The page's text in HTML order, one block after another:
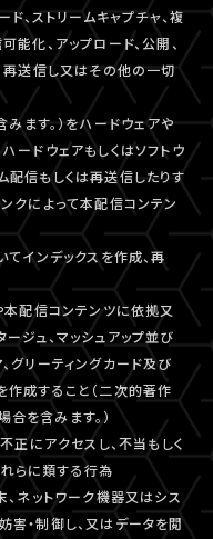
、ストリームキャプチャ、複
能化、アップロード、公開、
再送信し又はその他の一切
ます。）をハードウェアや
ードウェアもしくはソフトウ
配信もしくは再送信したりす
クによって本配信コンテン
インデックスを作成、再
配信コンテンツに依拠又
ジュ、マッシュアップ並び
グリーティングカード及び
作成すること（二次的著作
を含みます。）
にアクセスし、不当もしく
らに類する行為
ネットワーク機器又はシス
害・制御し、又はデータを閲